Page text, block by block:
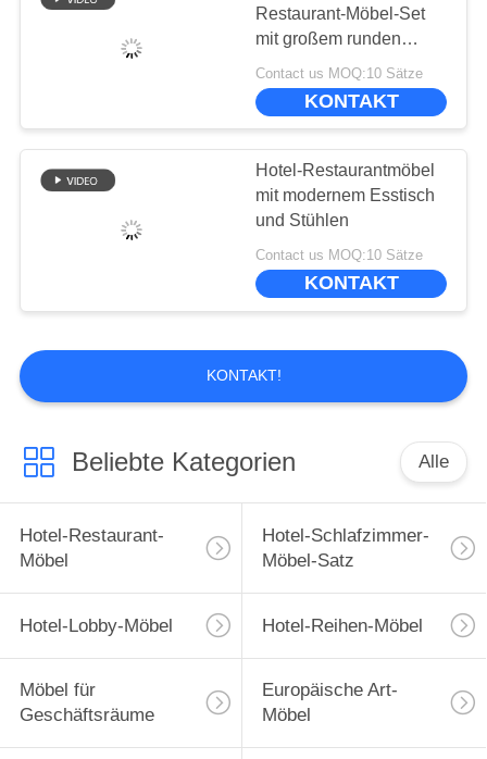
Restaurant-Möbel-Set
mit großem runden
Esstisch und Stühlen
Contact us MOQ:10 Sätze
KONTAKT
Hotel-Restaurantmöbel
mit modernem Esstisch
und Stühlen
Contact us MOQ:10 Sätze
KONTAKT
KONTAKT!
Beliebte Kategorien Alle
Hotel-Restaurant-
Möbel
Hotel-Schlafzimmer-
Möbel-Satz
Hotel-Lobby-Möbel Hotel-Reihen-Möbel
Möbel für
Geschäftsräume
Europäische Art-
Möbel